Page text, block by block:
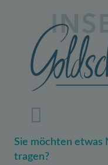
Sie möchten etwas
tragen?